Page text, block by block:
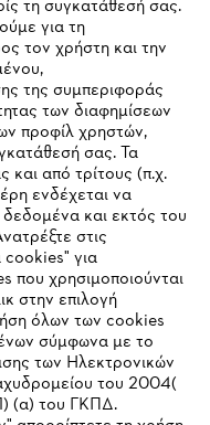
τη συγκατάθεσή σας.
για τη
τον χρήστη και την
της συμπεριφοράς
των διαφημίσεων
προφίλ χρηστών,
σας. Τα
και από τρίτους (π.χ.
ενδέχεται να
και εκτός του
στις
cookies" για
που χρησιμοποιούνται
στην επιλογή
όλων των cookies
σύμφωνα με το
των Ηλεκτρονικών
του 2004(
(α) του ΓΚΠΔ.